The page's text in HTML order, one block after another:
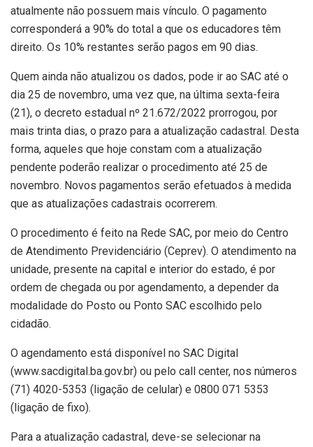
atualmente não possuem mais vínculo. O pagamento
corresponderá a 90% do total a que os educadores têm
direito. Os 10% restantes serão pagos em 90 dias.
Quem ainda não atualizou os dados, pode ir ao SAC até o
dia 25 de novembro, uma vez que, na última sexta-feira
(21), o decreto estadual nº 21.672/2022 prorrogou, por
mais trinta dias, o prazo para a atualização cadastral. Desta
forma, aqueles que hoje constam com a atualização
pendente poderão realizar o procedimento até 25 de
novembro. Novos pagamentos serão efetuados à medida
que as atualizações cadastrais ocorrerem.
O procedimento é feito na Rede SAC, por meio do Centro
de Atendimento Previdenciário (Ceprev). O atendimento na
unidade, presente na capital e interior do estado, é por
ordem de chegada ou por agendamento, a depender da
modalidade do Posto ou Ponto SAC escolhido pelo
cidadão.
O agendamento está disponível no SAC Digital
(www.sacdigital.ba.gov.br) ou pelo call center, nos números
(71) 4020-5353 (ligação de celular) e 0800 071 5353
(ligação de fixo).
Para a atualização cadastral, deve-se selecionar na